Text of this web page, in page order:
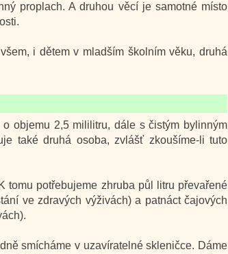
proplach. A druhou věcí je samotné místo
i dětem v mladším školním věku, druhá
objemu 2,5 mililitru, dále s čistým bylinným
také druhá osoba, zvlášť zkoušíme-li tuto
tomu potřebujeme zhruba půl litru převařené
ve zdravých výživách) a patnáct čajových
smícháme v uzavíratelné skleničce. Dáme